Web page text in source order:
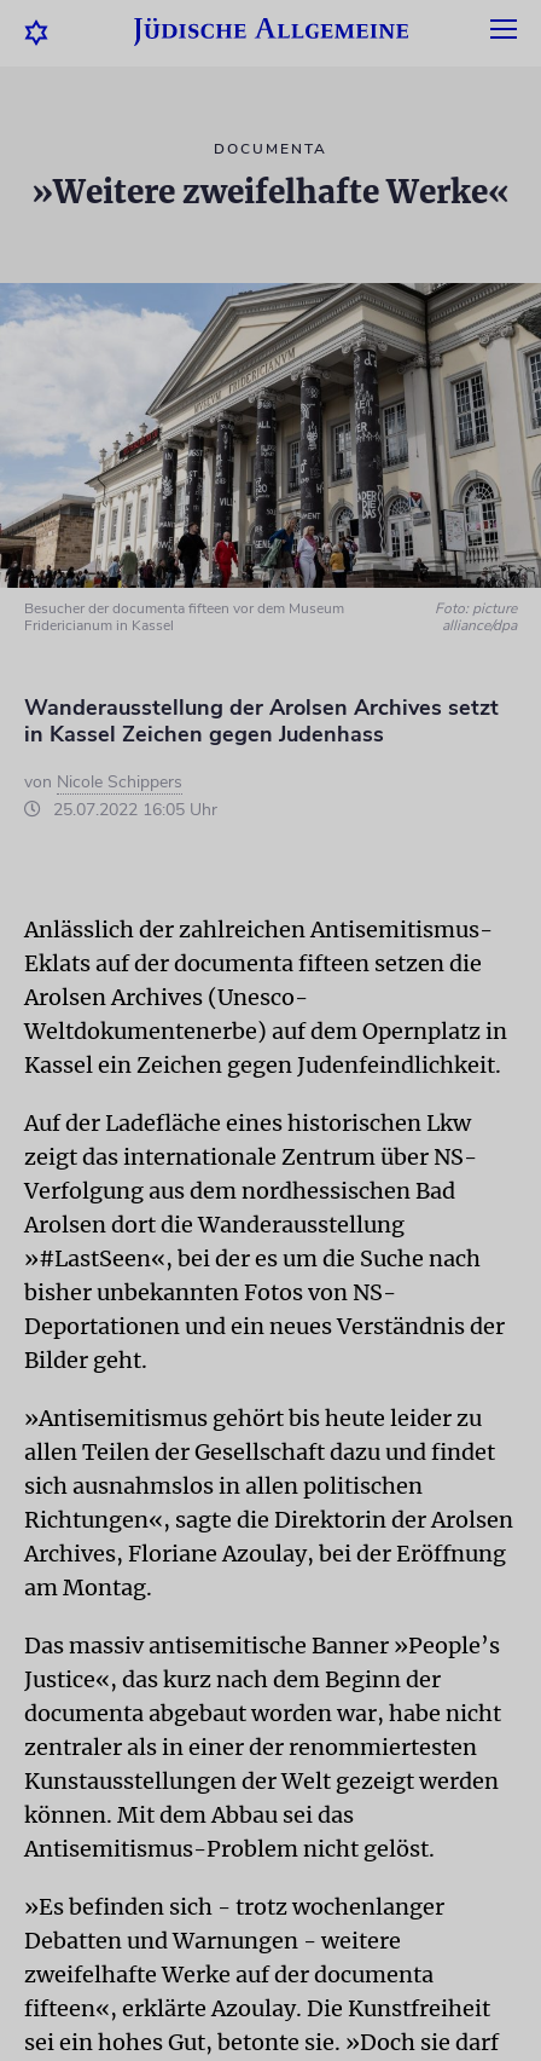
DOCUMENTA
»Weitere zweifelhafte Werke«
Besucher der documenta fifteen vor dem Museum
Fridericianum in Kassel
Foto: picture
alliance/dpa
Wanderausstellung der Arolsen Archives setzt
in Kassel Zeichen gegen Judenhass
von Nicole Schippers
25.07.2022 16:05 Uhr
Anlässlich der zahlreichen Antisemitismus-
Eklats auf der documenta fifteen setzen die
Arolsen Archives (Unesco-
Weltdokumentenerbe) auf dem Opernplatz in
Kassel ein Zeichen gegen Judenfeindlichkeit.
Auf der Ladefläche eines historischen Lkw
zeigt das internationale Zentrum über NS-
Verfolgung aus dem nordhessischen Bad
Arolsen dort die Wanderausstellung
»#LastSeen«, bei der es um die Suche nach
bisher unbekannten Fotos von NS-
Deportationen und ein neues Verständnis der
Bilder geht.
»Antisemitismus gehört bis heute leider zu
allen Teilen der Gesellschaft dazu und findet
sich ausnahmslos in allen politischen
Richtungen«, sagte die Direktorin der Arolsen
Archives, Floriane Azoulay, bei der Eröffnung
am Montag.
Das massiv antisemitische Banner »People’s
Justice«, das kurz nach dem Beginn der
documenta abgebaut worden war, habe nicht
zentraler als in einer der renommiertesten
Kunstausstellungen der Welt gezeigt werden
können. Mit dem Abbau sei das
Antisemitismus-Problem nicht gelöst.
»Es befinden sich - trotz wochenlanger
Debatten und Warnungen - weitere
zweifelhafte Werke auf der documenta
fifteen«, erklärte Azoulay. Die Kunstfreiheit
sei ein hohes Gut, betonte sie. »Doch sie darf